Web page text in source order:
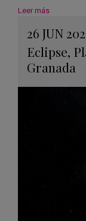
Leer más
26 JUN
Eclipse,
Granada